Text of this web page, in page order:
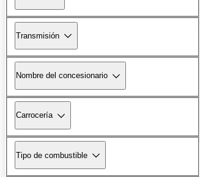
Transmisión
Nombre del concesionario
Carrocería
Tipo de combustible